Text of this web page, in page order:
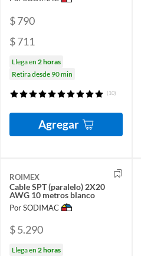
$ 790
$ 711
Llega en 2 horas
Retira desde 90 min
(10)
Agregar
ROIMEX
Cable SPT (paralelo) 2X20
AWG 10 metros blanco
Por SODIMAC
$ 5.290
Llega en 2 horas